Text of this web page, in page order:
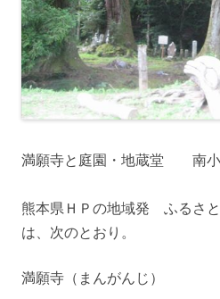
満願寺と庭園・地蔵堂 南小
熊本県ＨＰの地域発 ふるさ
は、次のとおり。
満願寺（まんがんじ）